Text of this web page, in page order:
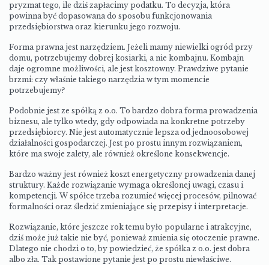
pryzmat tego, ile dziś zapłacimy podatku. To decyzja, która
powinna być dopasowana do sposobu funkcjonowania
przedsiębiorstwa oraz kierunku jego rozwoju.
Forma prawna jest narzędziem. Jeżeli mamy niewielki ogród przy
domu, potrzebujemy dobrej kosiarki, a nie kombajnu. Kombajn
daje ogromne możliwości, ale jest kosztowny. Prawdziwe pytanie
brzmi: czy właśnie takiego narzędzia w tym momencie
potrzebujemy?
Podobnie jest ze spółką z o.o. To bardzo dobra forma prowadzenia
biznesu, ale tylko wtedy, gdy odpowiada na konkretne potrzeby
przedsiębiorcy. Nie jest automatycznie lepsza od jednoosobowej
działalności gospodarczej. Jest po prostu innym rozwiązaniem,
które ma swoje zalety, ale również określone konsekwencje.
Bardzo ważny jest również koszt energetyczny prowadzenia danej
struktury. Każde rozwiązanie wymaga określonej uwagi, czasu i
kompetencji. W spółce trzeba rozumieć więcej procesów, pilnować
formalności oraz śledzić zmieniające się przepisy i interpretacje.
Rozwiązanie, które jeszcze rok temu było popularne i atrakcyjne,
dziś może już takie nie być, ponieważ zmienia się otoczenie prawne.
Dlatego nie chodzi o to, by powiedzieć, że spółka z o.o. jest dobra
albo zła. Tak postawione pytanie jest po prostu niewłaściwe.